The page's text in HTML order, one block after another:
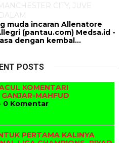
CITY, JUVE
muda incaran Allenatore
(pantau.com) Medsa.id -
dengan kembal...
POSTS
KOMENTARI
MAHFUD
0 Komentar
PERTAMA KALINYA